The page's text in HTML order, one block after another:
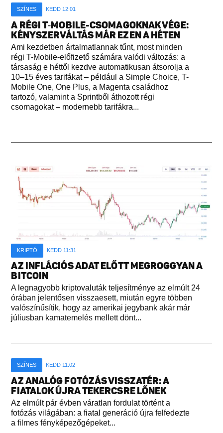
SZÍNES KEDD 12:01
A RÉGI T‑MOBILE-CSOMAGOKNAK VÉGE:
KÉNYSZERVÁLTÁS MÁR EZEN A HÉTEN
Ami kezdetben ártalmatlannak tűnt, most minden
régi T-Mobile-előfizető számára valódi változás: a
társaság e héttől kezdve automatikusan átsorolja a
10–15 éves tarifákat – például a Simple Choice, T-
Mobile One, One Plus, a Magenta családhoz
tartozó, valamint a Sprintből áthozott régi
csomagokat – modernebb tarifákra...
KRIPTÓ KEDD 11:31
AZ INFLÁCIÓS ADAT ELŐTT MEGROGGYAN A
BITCOIN
A legnagyobb kriptovaluták teljesítménye az elmúlt 24
órában jelentősen visszaesett, miután egyre többen
valószínűsítik, hogy az amerikai jegybank akár már
júliusban kamatemelés mellett dönt...
SZÍNES KEDD 11:02
AZ ANALÓG FOTÓZÁS VISSZATÉR: A
FIATALOK ÚJRA TEKERCSRE LŐNEK
Az elmúlt pár évben váratlan fordulat történt a
fotózás világában: a fiatal generáció újra felfedezte
a filmes fényképezőgépeket...